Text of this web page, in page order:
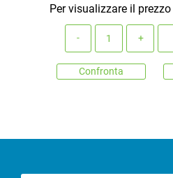
Per visualizzare il prezzo
Confronta